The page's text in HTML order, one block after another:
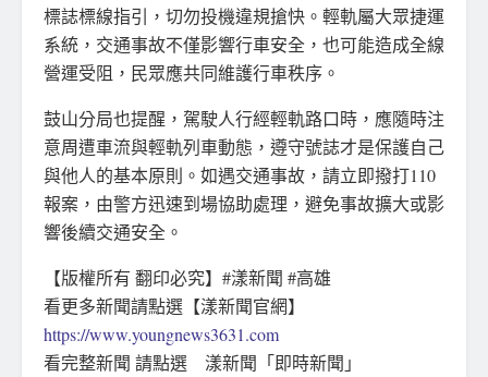
標誌標線指引，切勿投機違規搶快。輕軌屬大眾捷運
系統，交通事故不僅影響行車安全，也可能造成全線
營運受阻，民眾應共同維護行車秩序。
鼓山分局也提醒，駕駛人行經輕軌路口時，應隨時注
意周遭車流與輕軌列車動態，遵守號誌才是保護自己
與他人的基本原則。如遇交通事故，請立即撥打110
報案，由警方迅速到場協助處理，避免事故擴大或影
響後續交通安全。
【版權所有 翻印必究】#漾新聞 #高雄
看更多新聞請點選【漾新聞官網】
https://www.youngnews3631.com
看完整新聞 請點選 漾新聞「即時新聞」